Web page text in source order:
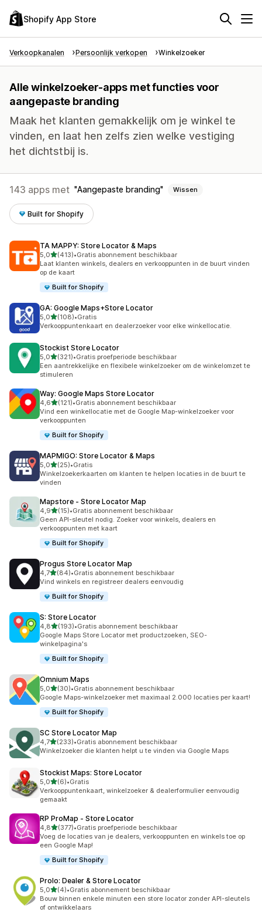
Shopify App Store
Verkoopkanalen Persoonlijk verkopen Winkelzoeker
Alle winkelzoeker-apps met functies voor
aangepaste branding
Maak het klanten gemakkelijk om je winkel te
vinden, en laat hen zelfs zien welke vestiging
het dichtstbij is.
143 apps met Aangepaste branding Wissen
Built for Shopify
TA MAPPY: Store Locator & Maps
5,0van 5 sterren
(413)
413 recensies in totaal
•Gratis abonnement beschikbaar
Laat klanten winkels, dealers en verkooppunten in de buurt vinden
op de kaart
Built for Shopify
GA: Google Maps+Store Locator
5,0van 5 sterren
(108)
108 recensies in totaal
•Gratis
Verkooppuntenkaart en dealerzoeker voor elke winkellocatie.
Stockist Store Locator
5,0van 5 sterren
(321)
321 recensies in totaal
•Gratis proefperiode beschikbaar
Een aantrekkelijke en flexibele winkelzoeker om de winkelomzet te
stimuleren
Way: Google Maps Store Locator
4,6van 5 sterren
(121)
121 recensies in totaal
•Gratis abonnement beschikbaar
Vind een winkellocatie met de Google Map-winkelzoeker voor
verkooppunten
Built for Shopify
MAPMIGO: Store Locator & Maps
5,0van 5 sterren
(25)
25 recensies in totaal
•Gratis
Winkelzoekerkaarten om klanten te helpen locaties in de buurt te
vinden
Mapstore ‑ Store Locator Map
4,9van 5 sterren
(15)
15 recensies in totaal
•Gratis abonnement beschikbaar
Geen API-sleutel nodig. Zoeker voor winkels, dealers en
verkooppunten met kaart
Built for Shopify
Progus Store Locator Map
4,7van 5 sterren
(84)
84 recensies in totaal
•Gratis abonnement beschikbaar
Vind winkels en registreer dealers eenvoudig
Built for Shopify
S: Store Locator
4,8van 5 sterren
(193)
193 recensies in totaal
•Gratis abonnement beschikbaar
Google Maps Store Locator met productzoeken, SEO-
winkelpagina's
Built for Shopify
Omnium Maps
5,0van 5 sterren
(30)
30 recensies in totaal
•Gratis abonnement beschikbaar
Google Maps-winkelzoeker met maximaal 2.000 locaties per kaart!
Built for Shopify
SC Store Locator Map
4,7van 5 sterren
(233)
233 recensies in totaal
•Gratis abonnement beschikbaar
Winkelzoeker die klanten helpt u te vinden via Google Maps
Stockist Maps: Store Locator
5,0van 5 sterren
(6)
6 recensies in totaal
•Gratis
Verkooppuntenkaart, winkelzoeker & dealerformulier eenvoudig
gemaakt
RP ProMap ‑ Store Locator
4,8van 5 sterren
(377)
377 recensies in totaal
•Gratis proefperiode beschikbaar
Voeg de locaties van je dealers, verkooppunten en winkels toe op
een Google Map!
Built for Shopify
Prolo: Dealer & Store Locator
5,0van 5 sterren
(4)
4 recensies in totaal
•Gratis abonnement beschikbaar
Bouw binnen enkele minuten een store locator zonder API-sleutels
of ontwikkelaars